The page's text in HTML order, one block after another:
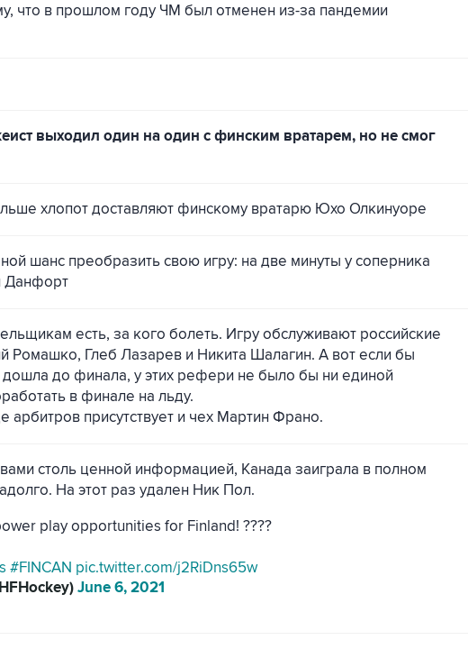
что в прошлом году ЧМ был отменен из-за пандемии
выходил один на один с финским вратарем, но не смог
хлопот доставляют финскому вратарю Юхо Олкинуоре
шанс преобразить свою игру: на две минуты у соперника
Данфорт
есть, за кого болеть. Игру обслуживают российские
Ромашко, Глеб Лазарев и Никита Шалагин. А вот если бы
дошла до финала, у этих рефери не было бы ни единой
в финале на льду.
арбитров присутствует и чех Мартин Франо.
столь ценной информацией, Канада заиграла в полном
На этот раз удален Ник Пол.
play opportunities for Finland! ????
#FINCAN pic.twitter.com/j2RiDns65w
June 6, 2021